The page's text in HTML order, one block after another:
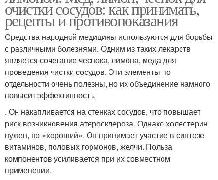
очистки сосудов: как принимать,
рецепты и противопоказания
Средства народной медицины используются для борьбы
с различными болезнями. Одним из таких лекарств
является сочетание чеснока, лимона, меда для
проведения чистки сосудов. Эти элементы по
отдельности очень полезны, но их объединение намного
повысит эффективность.
. Он накапливается на стенках сосудов, что повышает
риск возникновения атеросклероза. Однако холестерин
нужен, но «хороший». Он принимает участие в синтезе
витаминов, половых гормонов, желчи. Польза
компонентов усиливается при их совместном
применении.